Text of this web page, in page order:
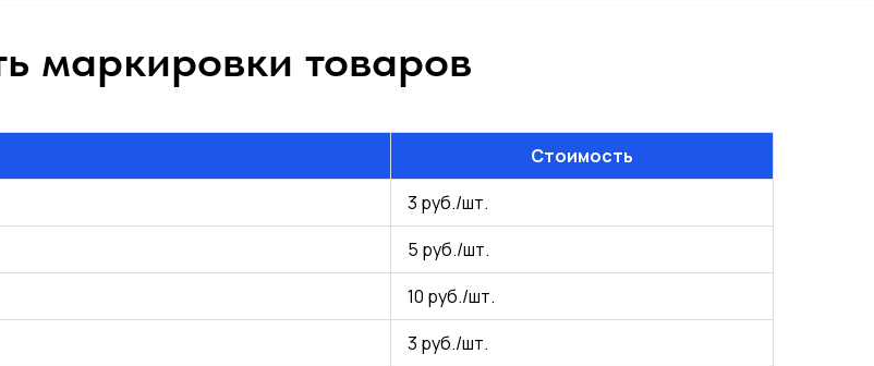
маркировки товаров
Стоимость
3 руб./шт.
5 руб./шт.
10 руб./шт.
3 руб./шт.